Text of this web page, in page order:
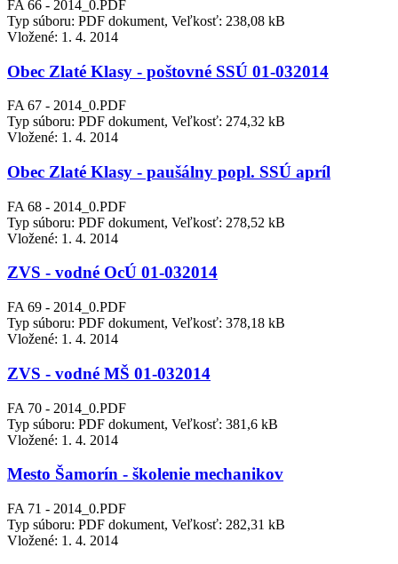
FA 66 - 2014_0.PDF
Typ súboru: PDF dokument, Veľkosť: 238,08 kB
Vložené: 1. 4. 2014
Obec Zlaté Klasy - poštovné SSÚ 01-032014
FA 67 - 2014_0.PDF
Typ súboru: PDF dokument, Veľkosť: 274,32 kB
Vložené: 1. 4. 2014
Obec Zlaté Klasy - paušálny popl. SSÚ apríl
FA 68 - 2014_0.PDF
Typ súboru: PDF dokument, Veľkosť: 278,52 kB
Vložené: 1. 4. 2014
ZVS - vodné OcÚ 01-032014
FA 69 - 2014_0.PDF
Typ súboru: PDF dokument, Veľkosť: 378,18 kB
Vložené: 1. 4. 2014
ZVS - vodné MŠ 01-032014
FA 70 - 2014_0.PDF
Typ súboru: PDF dokument, Veľkosť: 381,6 kB
Vložené: 1. 4. 2014
Mesto Šamorín - školenie mechanikov
FA 71 - 2014_0.PDF
Typ súboru: PDF dokument, Veľkosť: 282,31 kB
Vložené: 1. 4. 2014